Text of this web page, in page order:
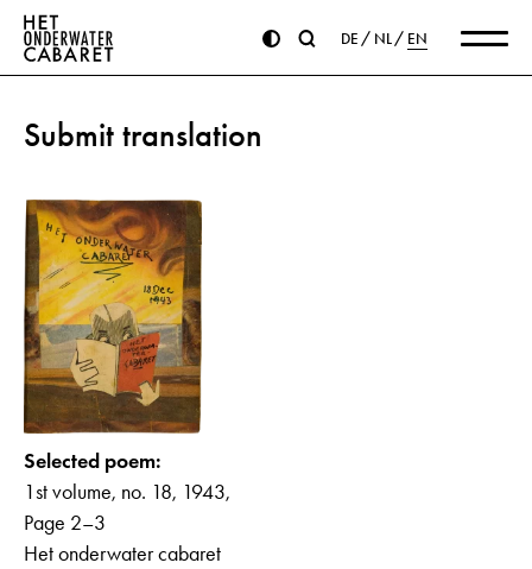
DE NL EN
Submit translation
Selected poem:
1st volume, no. 18, 1943,
Page 2–3
Het onderwater cabaret